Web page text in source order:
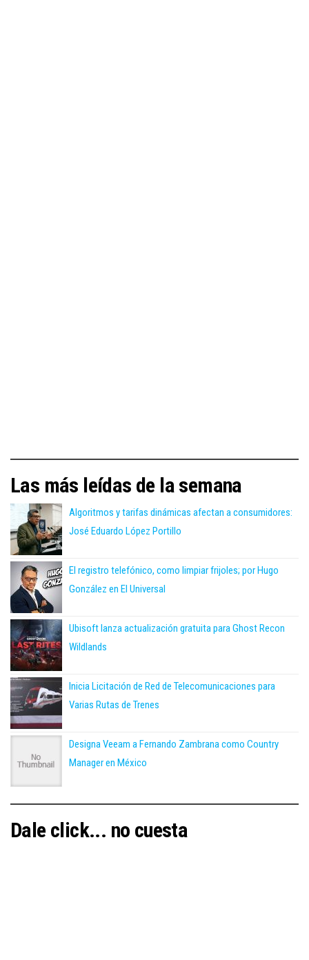
Las más leídas de la semana
Algoritmos y tarifas dinámicas afectan a consumidores:
José Eduardo López Portillo
El registro telefónico, como limpiar frijoles; por Hugo
González en El Universal
Ubisoft lanza actualización gratuita para Ghost Recon
Wildlands
Inicia Licitación de Red de Telecomunicaciones para
Varias Rutas de Trenes
Designa Veeam a Fernando Zambrana como Country
Manager en México
Dale click... no cuesta